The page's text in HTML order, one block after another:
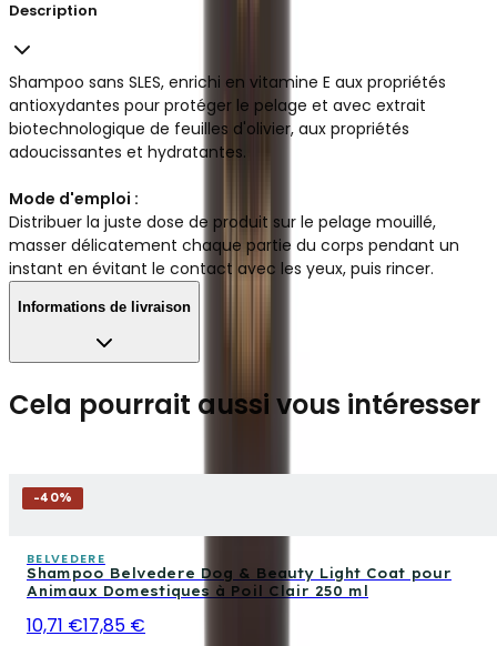
Description
Shampoo sans SLES, enrichi en vitamine E aux propriétés
antioxydantes pour protéger le pelage et avec extrait
biotechnologique de feuilles d'olivier, aux propriétés
adoucissantes et hydratantes.
Mode d'emploi :
Distribuer la juste dose de produit sur le pelage mouillé,
masser délicatement chaque partie du corps pendant un
instant en évitant le contact avec les yeux, puis rincer.
Informations de livraison
Cela pourrait aussi vous intéresser
-40%
BELVEDERE
Shampoo Belvedere Dog & Beauty Light Coat pour
Animaux Domestiques à Poil Clair 250 ml
10,71 €17,85 €